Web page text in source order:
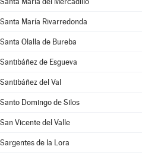
Santa María Rivarredonda
Santa Olalla de Bureba
Santibáñez de Esgueva
Santibáñez del Val
Santo Domingo de Silos
San Vicente del Valle
Sargentes de la Lora